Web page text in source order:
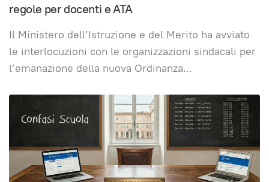
regole per docenti e ATA
Il Ministero dell’Istruzione e del Merito ha avviato
le interlocuzioni con le organizzazioni sindacali per
l’emanazione della nuova Ordinanza...